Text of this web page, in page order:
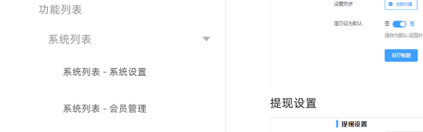
功能列表
系统列表
系统列表 - 系统设置
系统列表 - 会员管理 提现设置